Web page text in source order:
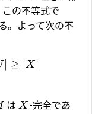
この不等式で
。よって次の不
≥ X
はX -完全であ